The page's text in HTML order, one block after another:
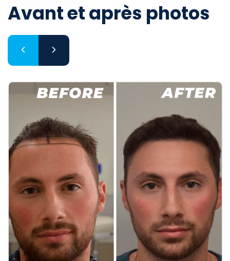
Avant et après photos